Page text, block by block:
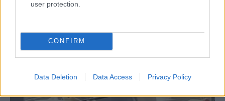
user protection.
CONFIRM
Data Deletion Data Access Privacy Policy